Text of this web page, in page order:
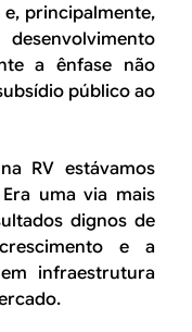
principalmente,
a ênfase não
público ao
RV estávamos
uma via mais
dignos de
e a
infraestrutura